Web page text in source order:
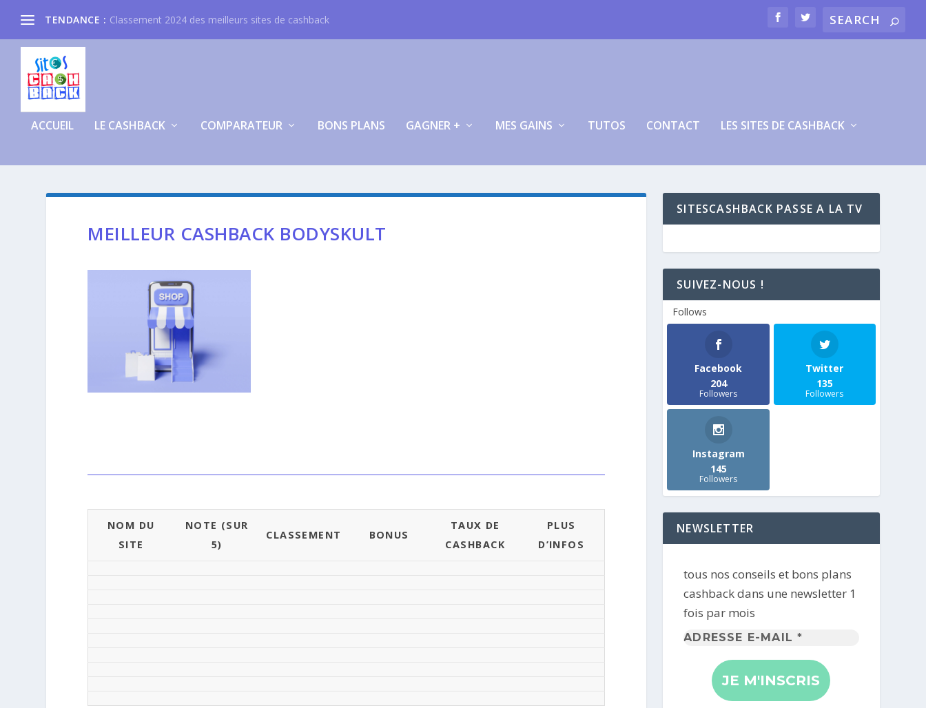
TENDANCE : Classement 2024 des meilleurs sites de cashback
ACCUEIL LE CASHBACK COMPARATEUR BONS PLANS GAGNER + MES GAINS TUTOS CONTACT LES SITES DE CASHBACK
MEILLEUR CASHBACK BODYSKULT
NOM DU
SITE
NOTE (SUR
5)
CLASSEMENT BONUS
TAUX DE
CASHBACK
PLUS
D’INFOS
SITESCASHBACK PASSE A LA TV
SUIVEZ-NOUS !
Follows
Facebook
204
Followers
Twitter
135
Followers
Instagram
145
Followers
NEWSLETTER
tous nos conseils et bons plans
cashback dans une newsletter 1
fois par mois
Adresse
mail
*